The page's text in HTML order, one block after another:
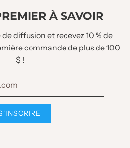
À SAVOIR
diffusion et recevez 10 % de
commande de plus de 100
$ !